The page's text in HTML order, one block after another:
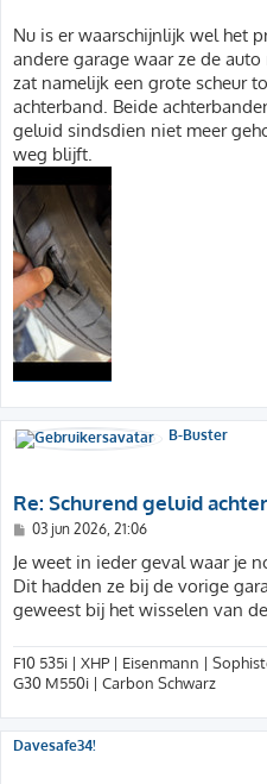
Nu is er waarschijnlijk wel het
andere garage waar ze de
zat namelijk een grote scheur
achterband. Beide
geluid sindsdien niet meer
weg blijft.
B-Buster
Re: Schurend geluid
B
r
c
h
t
03 jun 2026, 21:06
Je weet in ieder geval waar je
Dit hadden ze bij de vorige
geweest bij het wisselen van
F10 535i | XHP | Eisenmann |
G30 M550i | Carbon Schwarz
Davesafe34!